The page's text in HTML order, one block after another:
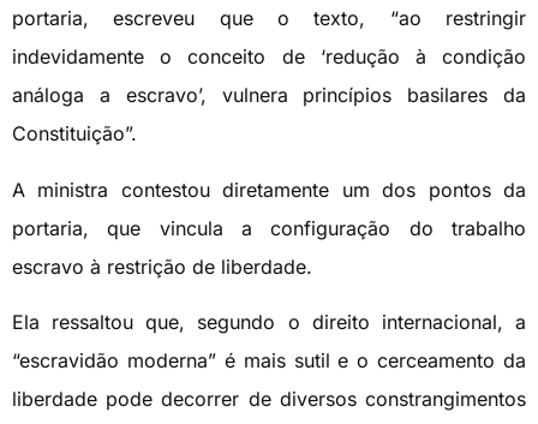
portaria, escreveu que o texto, “ao restringir
indevidamente o conceito de ‘redução à condição
análoga a escravo’, vulnera princípios basilares da
Constituição”.
A ministra contestou diretamente um dos pontos da
portaria, que vincula a configuração do trabalho
escravo à restrição de liberdade.
Ela ressaltou que, segundo o direito internacional, a
“escravidão moderna” é mais sutil e o cerceamento da
liberdade pode decorrer de diversos constrangimentos